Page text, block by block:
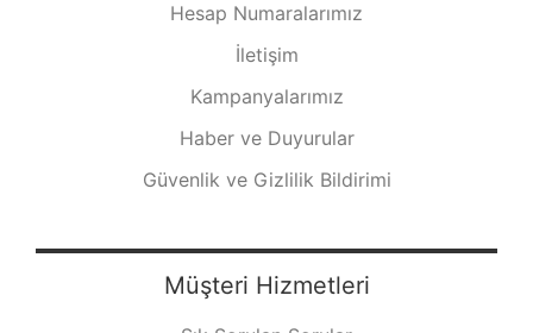
Hesap Numaralarımız
İletişim
Kampanyalarımız
Haber ve Duyurular
Güvenlik ve Gizlilik Bildirimi
Müşteri Hizmetleri